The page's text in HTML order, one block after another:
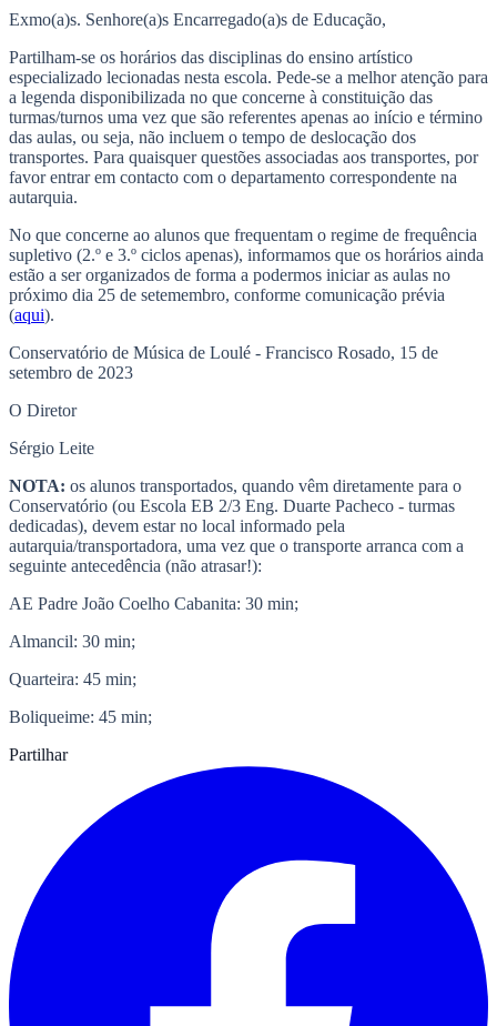
Exmo(a)s. Senhore(a)s Encarregado(a)s de Educação,
Partilham-se os horários das disciplinas do ensino artístico
especializado lecionadas nesta escola. Pede-se a melhor atenção para
a legenda disponibilizada no que concerne à constituição das
turmas/turnos uma vez que são referentes apenas ao início e término
das aulas, ou seja, não incluem o tempo de deslocação dos
transportes. Para quaisquer questões associadas aos transportes, por
favor entrar em contacto com o departamento correspondente na
autarquia.
No que concerne ao alunos que frequentam o regime de frequência
supletivo (2.º e 3.º ciclos apenas), informamos que os horários ainda
estão a ser organizados de forma a podermos iniciar as aulas no
próximo dia 25 de setemembro, conforme comunicação prévia
(aqui).
Conservatório de Música de Loulé - Francisco Rosado, 15 de
setembro de 2023
O Diretor
Sérgio Leite
NOTA: os alunos transportados, quando vêm diretamente para o
Conservatório (ou Escola EB 2/3 Eng. Duarte Pacheco - turmas
dedicadas), devem estar no local informado pela
autarquia/transportadora, uma vez que o transporte arranca com a
seguinte antecedência (não atrasar!):
AE Padre João Coelho Cabanita: 30 min;
Almancil: 30 min;
Quarteira: 45 min;
Boliqueime: 45 min;
Partilhar